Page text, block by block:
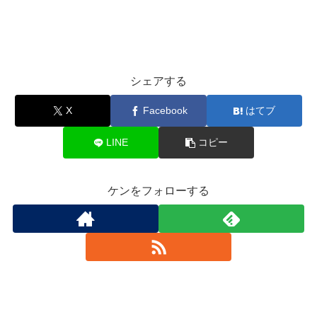
シェアする
X Facebook はてブ
LINE コピー
ケンをフォローする